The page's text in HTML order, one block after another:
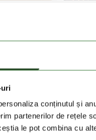
conținutul și
partenerilor de rețele
le pot combina cu
asigura un confort
libertate de miscare si